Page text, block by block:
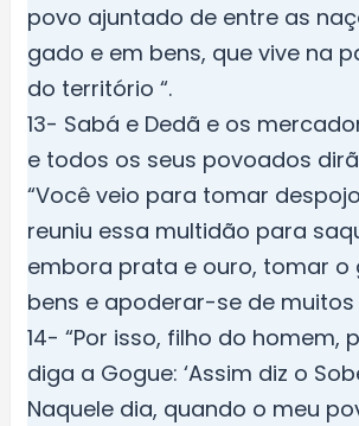
povo ajuntado de entre as
gado e em bens, que vive na
do território “.
13- Sabá e Dedã e os
e todos os seus povoados
“Você veio para tomar
reuniu essa multidão para
embora prata e ouro, tomar o
bens e apoderar-se de muitos
14- “Por isso, filho do homem,
diga a Gogue: ‘Assim diz o
Naquele dia, quando o meu